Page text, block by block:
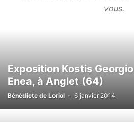
vous.
Exposition Kostis
Enea, à Anglet (64)
Bénédicte de Loriol - 6 janvier 2014